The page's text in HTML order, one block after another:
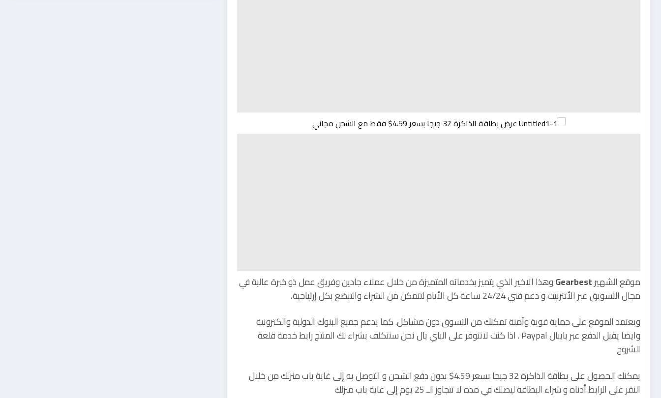
موقع الشهيرGearbestوهذا الاخير الذي يتميز بخدماته المتميزة من خلال عملاء جادين وفريق عمل ذو خبرة عالية في
مجال التسويق عبر الأنترنيت و دعم فني 24/24 ساعة كل الأيام لتتمكن من الشراء والتبضع بكل إرتياحية،
ويعتمد الموقع على حماية قوية وآمنة تمكنك من التسوق دون مشاكل. كما يدعم جميع البنوك الدولية والكترونية
وايضا يقبل الدفع عبر بايبال Paypal . اذا كنت لاتتوفر على الباي بال نحن سنتكلف بشراء لك المنتج رابط خدمة قلعة
الشروح
يمكنك الحصول على بطاقة الذاكرة 32 جيجا بسعر 4.59$ بدون دفع الشحن و التوصل به إلى غاية باب منزلك من خلال
النقر على الرابط أدناه و شراء البطاقة ليصلك في مدة لا تتجاوز الـ 25 يوم إلى غاية باب منزلك